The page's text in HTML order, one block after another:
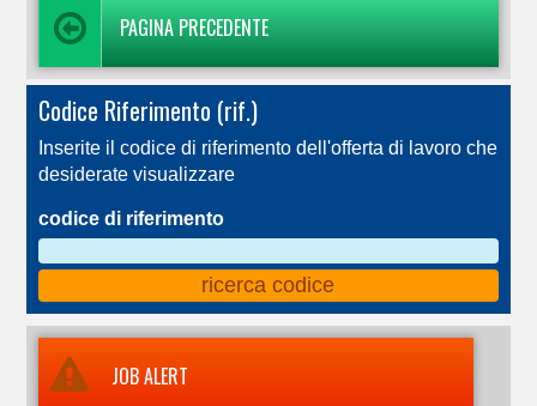
PAGINA PRECEDENTE
Codice Riferimento (rif.)
Inserite il codice di riferimento dell'offerta di lavoro che
desiderate visualizzare
codice di riferimento
JOB ALERT